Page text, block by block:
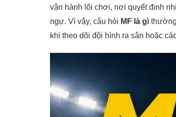
vận hành lối chơi, nơi quyết định
ngự. Vì vậy, câu hỏi MF là gì
khi theo dõi đội hình ra sân hoặc